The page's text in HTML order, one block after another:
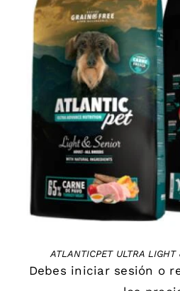
DETAILS
ATLANTICPET ULTRA
Debes iniciar sesión o